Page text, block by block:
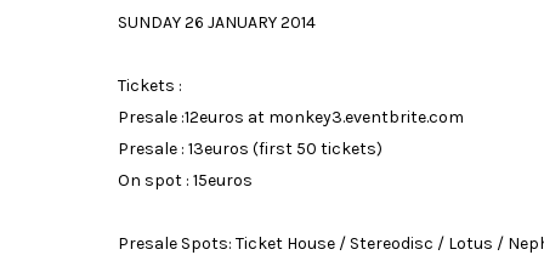
SUNDAY 26 JANUARY 2014
Tickets :
Presale :12euros at monkey3.eventbrite.com
Presale : 13euros (first 50 tickets)
On spot : 15euros
Presale Spots: Ticket House / Stereodisc / Lotus /